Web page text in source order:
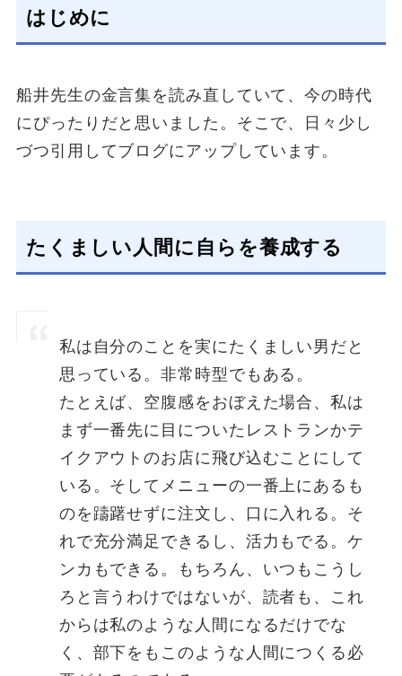
はじめに
船井先生の金言集を読み直していて、今の時代
にぴったりだと思いました。そこで、日々少し
づつ引用してブログにアップしています。
たくましい人間に自らを養成する
私は自分のことを実にたくましい男だと
思っている。非常時型でもある。
たとえば、空腹感をおぼえた場合、私は
まず一番先に目についたレストランかテ
イクアウトのお店に飛び込むことにして
いる。そしてメニューの一番上にあるも
のを躊躇せずに注文し、口に入れる。そ
れで充分満足できるし、活力もでる。ケ
ンカもできる。もちろん、いつもこうし
ろと言うわけではないが、読者も、これ
からは私のような人間になるだけでな
く、部下をもこのような人間につくる必